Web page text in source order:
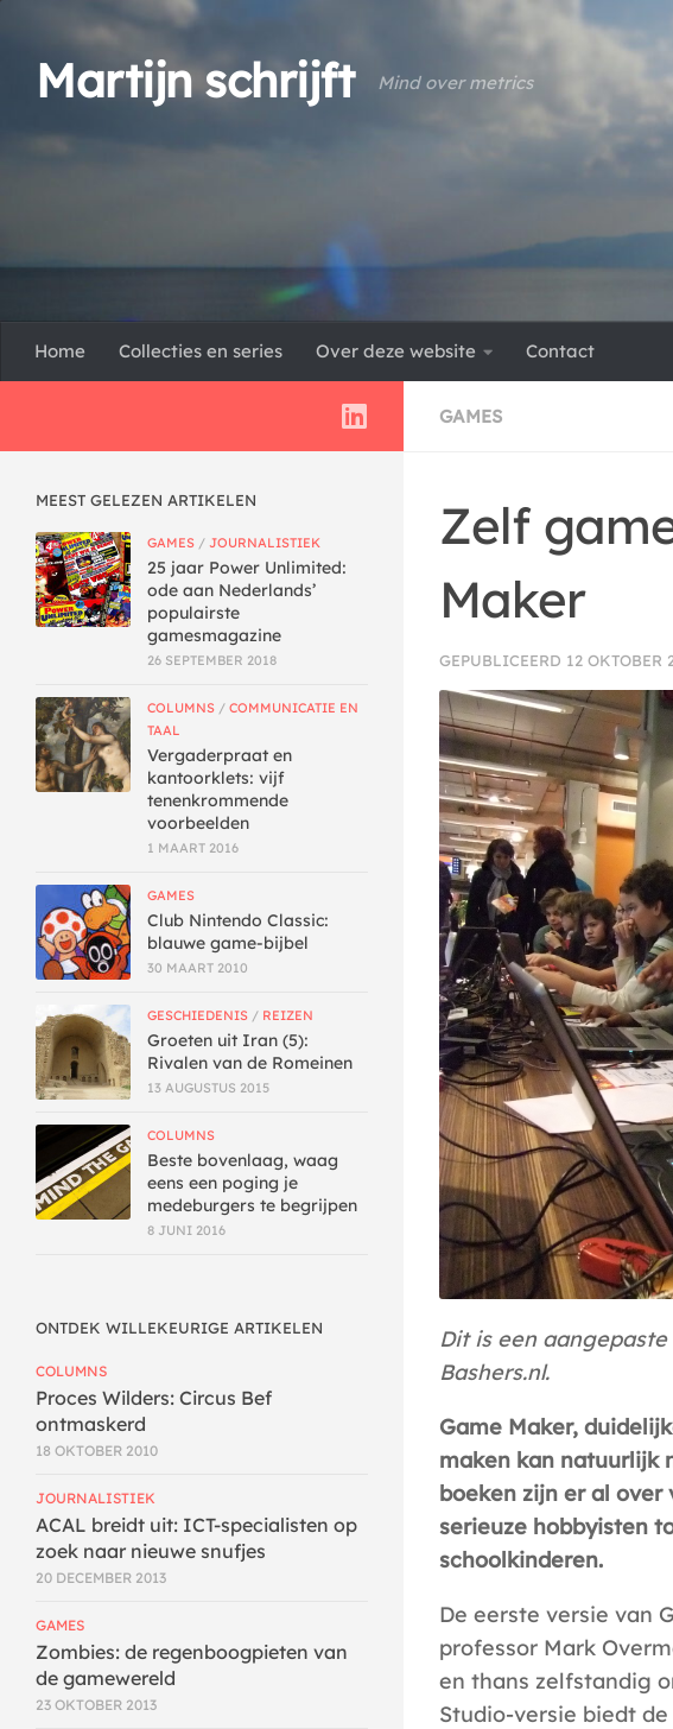
Doorgaan naar inhoud
Martijn schrijft Mind over metrics
Home Collecties en series Over deze website Contact
GAMES
Zelf
Maker
GEPUBLICEERD 12 OKTOBER
Dit is een
Bashers.nl.
Game Maker,
maken kan natuurlijk
boeken zijn er al
serieuze hobbyisten
schoolkinderen.
De eerste versie van
professor Mark
en thans zelfstandig
Studio-versie biedt
MEEST GELEZEN ARTIKELEN
GAMES / JOURNALISTIEK
25 jaar Power Unlimited:
ode aan Nederlands’
populairste
gamesmagazine
26 SEPTEMBER 2018
COLUMNS / COMMUNICATIE EN
TAAL
Vergaderpraat en
kantoorklets: vijf
tenenkrommende
voorbeelden
1 MAART 2016
GAMES
Club Nintendo Classic:
blauwe game-bijbel
30 MAART 2010
GESCHIEDENIS / REIZEN
Groeten uit Iran (5):
Rivalen van de Romeinen
13 AUGUSTUS 2015
COLUMNS
Beste bovenlaag, waag
eens een poging je
medeburgers te begrijpen
8 JUNI 2016
ONTDEK WILLEKEURIGE ARTIKELEN
COLUMNS
Proces Wilders: Circus Bef
ontmaskerd
18 OKTOBER 2010
JOURNALISTIEK
ACAL breidt uit: ICT-specialisten op
zoek naar nieuwe snufjes
20 DECEMBER 2013
GAMES
Zombies: de regenboogpieten van
de gamewereld
23 OKTOBER 2013